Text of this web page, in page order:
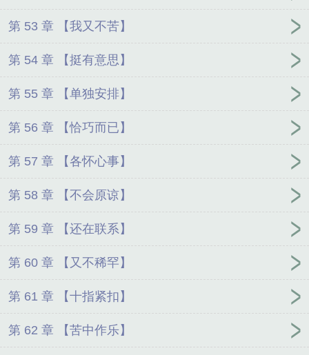
第 53 章 【我又不苦】
第 54 章 【挺有意思】
第 55 章 【单独安排】
第 56 章 【恰巧而已】
第 57 章 【各怀心事】
第 58 章 【不会原谅】
第 59 章 【还在联系】
第 60 章 【又不稀罕】
第 61 章 【十指紧扣】
第 62 章 【苦中作乐】